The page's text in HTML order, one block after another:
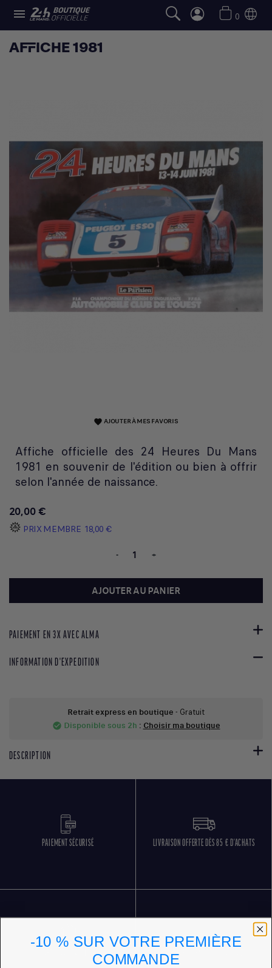
 0
AFFICHE 1981
favorite AJOUTER À MES FAVORIS
Affiche officielle des 24 Heures Du Mans
1981 en souvenir de l'édition ou bien à offrir
selon l'année de naissance.
20,00 €
PRIX MEMBRE 18,00 €
- +
AJOUTER AU PANIER
PAIEMENT EN 3X AVEC ALMA
INFORMATION D'EXPEDITION
Retrait express en boutique - Gratuit
check_circle Disponible sous 2h : Choisir ma boutique
DESCRIPTION
PAIEMENT SÉCURISÉ LIVRAISON OFFERTE DÈS 85 € D'ACHATS
SERVICE CLIENT 5 JOURS SUR 7
-10 % SUR VOTRE PREMIÈRE
COMMANDE